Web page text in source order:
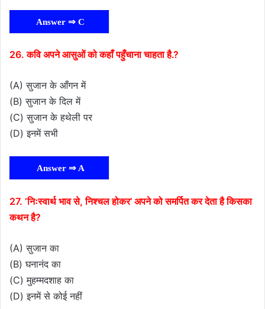
Answer ⇒ C
26. कवि अपने आसुओं को कहाँ पहुँचाना चाहता है.?
(A) सुजान के आँगन में
(B) सुजान के दिल में
(C) सुजान के हथेली पर
(D) इनमें सभी
Answer ⇒ A
27. ‘निःस्वार्थ भाव से, निश्चल होकर’ अपने को समर्पित कर देता है किसका
कथन है?
(A) सुजान का
(B) घनानंद का
(C) मुहम्मदशाह का
(D) इनमें से कोई नहीं